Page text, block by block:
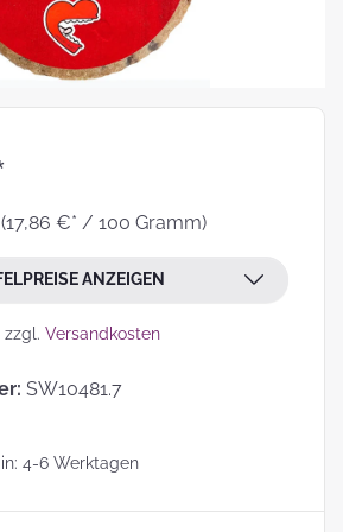
(17,86 €* / 100 Gramm)
ANZEIGEN
zzgl. Versandkosten
SW10481.7
4-6 Werktagen